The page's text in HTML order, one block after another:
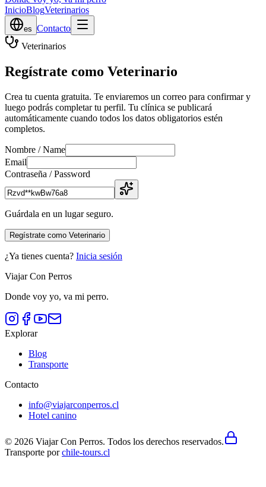
InicioBlogVeterinarios
es Contacto
Veterinarios
Regístrate como Veterinario
Crea tu cuenta gratuita. Te enviaremos un correo para confirmar y
luego podrás completar tu perfil. Tu clínica se publicará
automáticamente cuando todos los datos obligatorios estén
completos.
Nombre / Name
Email
Contraseña / Password
Guárdala en un lugar seguro.
Regístrate como Veterinario
¿Ya tienes cuenta? Inicia sesión
Viajar Con Perros
Donde voy yo, va mi perro.
Explorar
Blog
Transporte
Contacto
info@viajarconperros.cl
Hotel canino
© 2026 Viajar Con Perros. Todos los derechos reservados.
Transporte porchile-tours.cl